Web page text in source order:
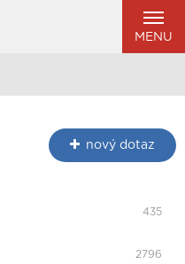
MENU
nový dotaz
435
2796